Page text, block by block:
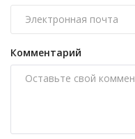
Комментарий